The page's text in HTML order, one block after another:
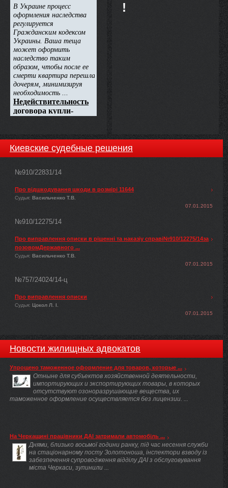
!
Киевские судебные решения
№910/22831/14
Про відшкодування шкоди в розмірі 11644
Судья: Васильченко Т.В.
07.01.2015
№910/12275/14
Про виправлення описки в рішенні та наказіу справі№910/12275/14за
позовомДержавного ...
Судья: Васильченко Т.В.
07.01.2015
№757/24024/14-ц
Про виправлення описки
Судья: Цокол Л. І.
07.01.2015
Новости жилищных адвокатов
Упрощено таможенное оформление для товаров, которые ...
Отныне для субъектов хозяйственной деятельности,
импортирующих и экспортирующих товары, в которых
отсутствуют озоноразрушающие вещества, их
таможенное оформление осуществляется без лицензии. ...
На Черкащині працівники ДАІ затримали автомобіль ...
Днями, близько восьмої години ранку, під час несення служби
на стаціонарному посту Золотоноша, інспектори взводу із
забезпечення супроводження відділу ДАІ з обслуговування
міста Черкаси, зупинили ...